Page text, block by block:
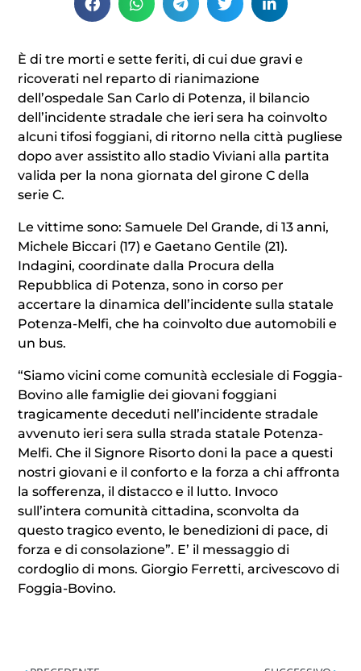
È di tre morti e sette feriti, di cui due gravi e
ricoverati nel reparto di rianimazione
dell’ospedale San Carlo di Potenza, il bilancio
dell’incidente stradale che ieri sera ha coinvolto
alcuni tifosi foggiani, di ritorno nella città pugliese
dopo aver assistito allo stadio Viviani alla partita
valida per la nona giornata del girone C della
serie C.
Le vittime sono: Samuele Del Grande, di 13 anni,
Michele Biccari (17) e Gaetano Gentile (21).
Indagini, coordinate dalla Procura della
Repubblica di Potenza, sono in corso per
accertare la dinamica dell’incidente sulla statale
Potenza-Melfi, che ha coinvolto due automobili e
un bus.
“Siamo vicini come comunità ecclesiale di Foggia-
Bovino alle famiglie dei giovani foggiani
tragicamente deceduti nell’incidente stradale
avvenuto ieri sera sulla strada statale Potenza-
Melfi. Che il Signore Risorto doni la pace a questi
nostri giovani e il conforto e la forza a chi affronta
la sofferenza, il distacco e il lutto. Invoco
sull’intera comunità cittadina, sconvolta da
questo tragico evento, le benedizioni di pace, di
forza e di consolazione”. E’ il messaggio di
cordoglio di mons. Giorgio Ferretti, arcivescovo di
Foggia-Bovino.